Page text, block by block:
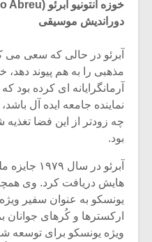
دوراندیش موسیقی
آبرئو در حالی که سعی می
مذهبی را به هم پیوند
آرمانگرایانه ای کرده
نماینده جامعه ایده آل
چه زودتر از این فضا
بود.
آبرئو در
یونسکو به عنوان سفیر
ارکسترها و کُرهای جوانان
ویژه یونسکو برای توسعه
میکلوش